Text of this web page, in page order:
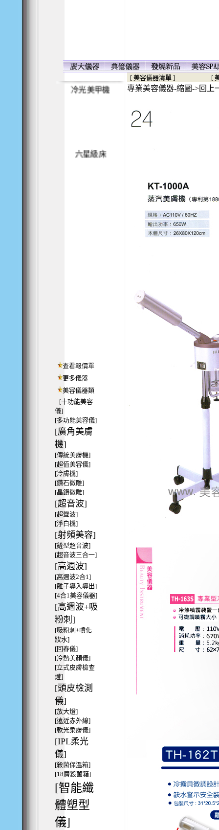
冷光美甲機
六星級床
查看報價單
更多儀器
美容儀器類
[十功能美容
儀]
[多功能美容儀]
[廣角美膚
機]
[傳統美膚機]
[超值美容儀]
[冷膚機]
[鑽石微雕]
[晶鑽微雕]
[超音波]
[超聲波]
[淨白機]
[射頻美容]
[鏟型超音波]
[超音波三合一]
[高週波]
[高週波2合1]
[離子導入導出]
[4合1美容儀器]
[高週波+吸
粉刺]
[吸粉刺+噴化
妝水]
[回春儀]
[冷熱美顏儀]
[立式皮膚檢查
燈]
[頭皮檢測
儀]
[放大燈]
[遠近赤外線]
[軟光柔膚儀]
[IPL柔光
儀]
[殺菌保溫箱]
[18層殺菌箱]
[智能纖
體塑型
儀]
[ 美容儀器清單 ] [
專業美容儀器-縮圖->回上